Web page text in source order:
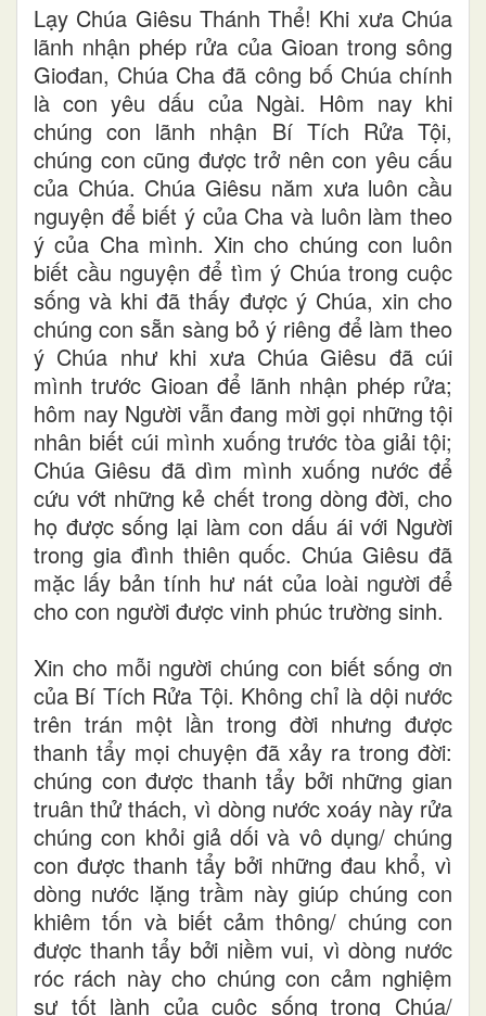
Lạy Chúa Giêsu Thánh Thể! Khi xưa Chúa
lãnh nhận phép rửa của Gioan trong sông
Giođan, Chúa Cha đã công bố Chúa chính
là con yêu dấu của Ngài. Hôm nay khi
chúng con lãnh nhận Bí Tích Rửa Tội,
chúng con cũng được trở nên con yêu cấu
của Chúa. Chúa Giêsu năm xưa luôn cầu
nguyện để biết ý của Cha và luôn làm theo
ý của Cha mình. Xin cho chúng con luôn
biết cầu nguyện để tìm ý Chúa trong cuộc
sống và khi đã thấy được ý Chúa, xin cho
chúng con sẵn sàng bỏ ý riêng để làm theo
ý Chúa như khi xưa Chúa Giêsu đã cúi
mình trước Gioan để lãnh nhận phép rửa;
hôm nay Người vẫn đang mời gọi những tội
nhân biết cúi mình xuống trước tòa giải tội;
Chúa Giêsu đã dìm mình xuống nước để
cứu vớt những kẻ chết trong dòng đời, cho
họ được sống lại làm con dấu ái với Người
trong gia đình thiên quốc. Chúa Giêsu đã
mặc lấy bản tính hư nát của loài người để
cho con người được vinh phúc trường sinh.
Xin cho mỗi người chúng con biết sống ơn
của Bí Tích Rửa Tội. Không chỉ là dội nước
trên trán một lần trong đời nhưng được
thanh tẩy mọi chuyện đã xảy ra trong đời:
chúng con được thanh tẩy bởi những gian
truân thử thách, vì dòng nước xoáy này rửa
chúng con khỏi giả dối và vô dụng/ chúng
con được thanh tẩy bởi những đau khổ, vì
dòng nước lặng trầm này giúp chúng con
khiêm tốn và biết cảm thông/ chúng con
được thanh tẩy bởi niềm vui, vì dòng nước
róc rách này cho chúng con cảm nghiệm
sự tốt lành của cuộc sống trong Chúa/